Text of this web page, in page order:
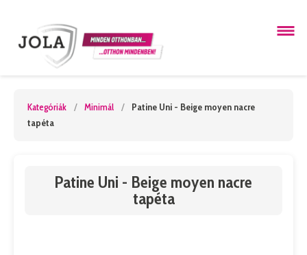
Kategóriák / Minimál /
Patine Uni - Beige moyen nacre
tapéta
Patine Uni - Beige moyen nacre
tapéta